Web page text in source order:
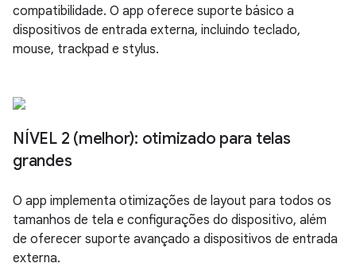
compatibilidade. O app oferece suporte básico a
dispositivos de entrada externa, incluindo teclado,
mouse, trackpad e stylus.
NÍVEL 2 (melhor): otimizado para telas
grandes
O app implementa otimizações de layout para todos os
tamanhos de tela e configurações do dispositivo, além
de oferecer suporte avançado a dispositivos de entrada
externa.